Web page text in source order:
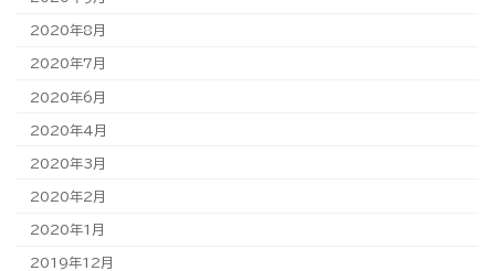
2020年8月
2020年7月
2020年6月
2020年4月
2020年3月
2020年2月
2020年1月
2019年12月